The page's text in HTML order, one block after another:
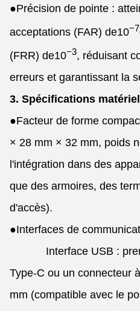
●Précision de pointe :
acceptations (FAR) de10−7
(FRR) de10−3, réduisant
erreurs et garantissant la
3. Spécifications
●Facteur de forme
× 28 mm × 32 mm, poids
l'intégration dans des
que des armoires, des
d'accès).
●Interfaces de
Interface USB :
Type-C ou un connecteur
mm (compatible avec le